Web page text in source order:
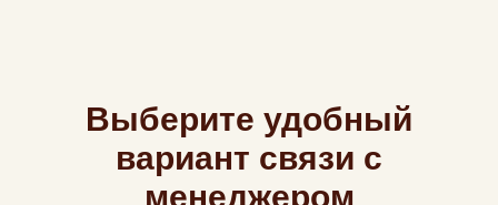
Выберите удобный
вариант связи с
менеджером